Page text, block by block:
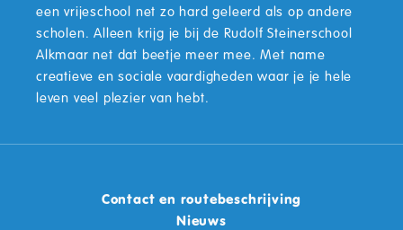
een vrijeschool net zo hard geleerd als op andere
scholen. Alleen krijg je bij de Rudolf Steinerschool
Alkmaar net dat beetje meer mee. Met name
creatieve en sociale vaardigheden waar je je hele
leven veel plezier van hebt.
Contact en routebeschrijving
Nieuws